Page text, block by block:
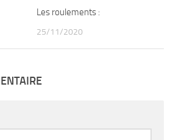
Les roulements :
25/11/2020